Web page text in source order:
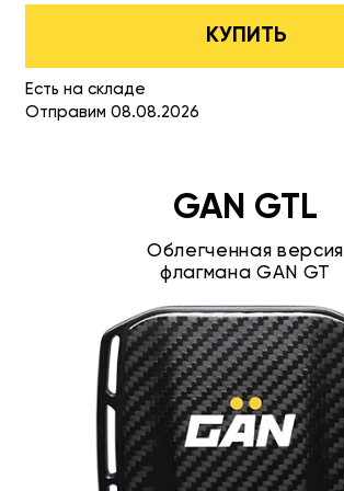
КУПИТЬ
Есть на складе
Отправим 08.08.2026
GAN GTL
Облегченная версия
флагмана GAN GT